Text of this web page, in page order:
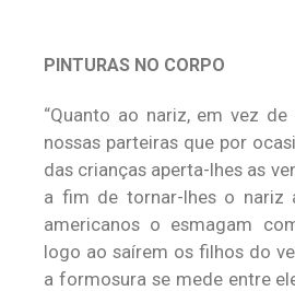
PINTURAS NO CORPO
“Quanto ao nariz, em vez
nossas parteiras que por
das crianças aperta-lhes as
a fim de tornar-lhes o nariz
americanos o esmagam
logo ao saírem os filhos do
a formosura se mede entre